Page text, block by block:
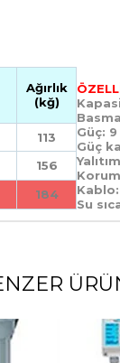
Ağırlık
(kğ)
113
156
184
Güç: 9
Güç
Su